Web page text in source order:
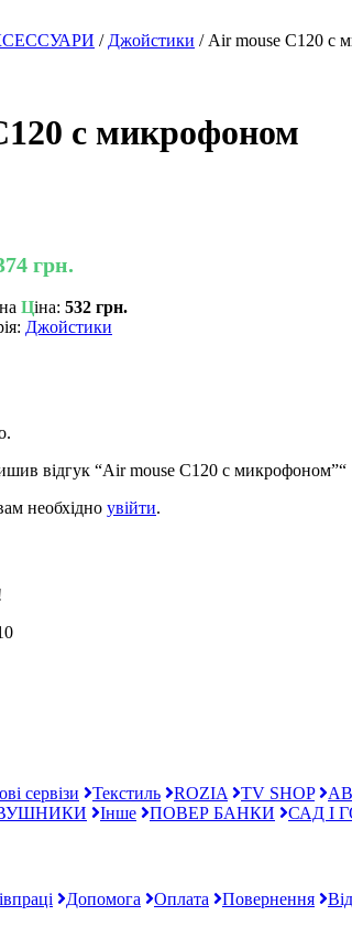
/ Джойстики / Air mouse С120 с
с микрофоном
грн.
Ціна: 532 грн.
Джойстики
відгук “Air mouse С120 с микрофоном”“
необхідно увійти.
сервізи Текстиль ROZIA TV SHOP
Інше ПОВЕР БАНКИ САД І
Допомога Оплата Повернення